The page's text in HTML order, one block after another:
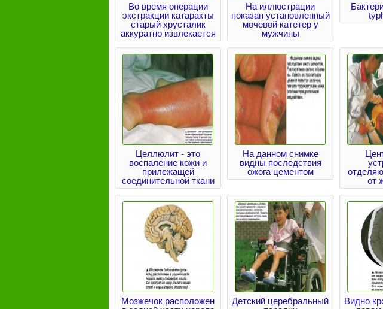
Во время операции
экстракции катаракты
старый хрусталик
аккуратно извлекается
На иллюстрации
показан установленный
мочевой катетер у
мужчины
Целлюлит - это
воспаление кожи и
прилежащей
соединительной ткани
На данном снимке
видны последствия
ожога цементом
от
Мозжечок расположен
Детский церебральный
Видно